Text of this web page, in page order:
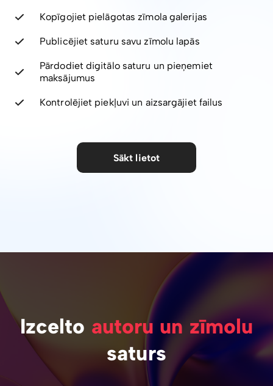
Kopīgojiet pielāgotas zīmola galerijas
Publicējiet saturu savu zīmolu lapās
Pārdodiet digitālo saturu un pieņemiet
maksājumus
Kontrolējiet piekļuvi un aizsargājiet failus
Sākt lietot
Izcelto autoru un zīmolu
saturs